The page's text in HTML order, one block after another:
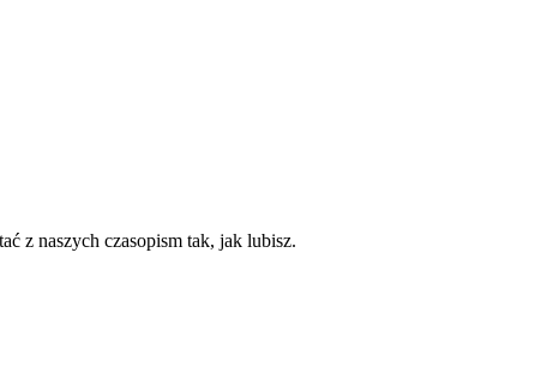
z naszych czasopism tak, jak lubisz.